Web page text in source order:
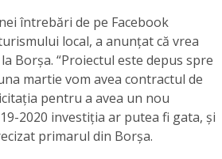
întrebări de pe Facebook
local, a anunțat că vrea
Borșa. “Proiectul este depus spre
martie vom avea contractul de
pentru a avea un nou
2020 investiția ar putea fi gata, și
primarul din Borșa.